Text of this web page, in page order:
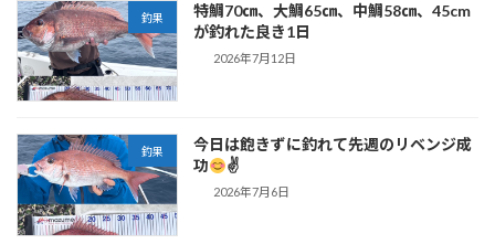
釣果
特鯛70㎝、大鯛65㎝、中鯛58㎝、45cm
が釣れた良き1日
2026年7月12日
釣果
今日は飽きずに釣れて先週のリベンジ成
功
✌
2026年7月6日